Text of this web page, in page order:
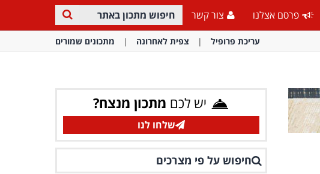
פרסם אצלנו צור קשר
עריכת פרופיל צפית לאחרונה מתכונים שמורים
יש לכם מתכון מנצח?
שלחו לנו
חיפוש על פי מצרכים